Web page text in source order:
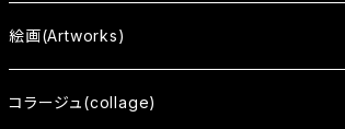
絵画(Artworks)
三十三応現身波図 -明日への精神-
コラージュ(collage)